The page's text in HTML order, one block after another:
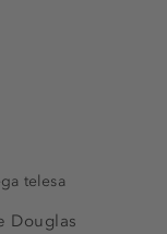
Douglas
telesa